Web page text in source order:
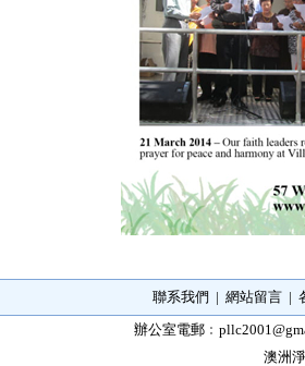
聯系我們 | 網站留言|
辦公室電郵﹕
澳洲